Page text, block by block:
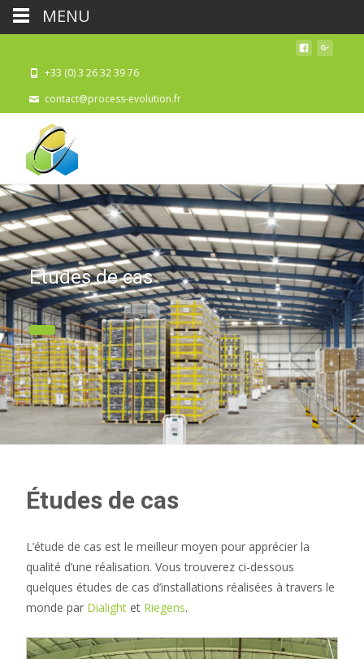
+33 (0) 3 26 32 39 76
contact@process-evolution.fr
Etudes de cas
Études de cas
L’étude de cas est le meilleur moyen pour apprécier la
qualité d’une réalisation. Vous trouverez ci-dessous
quelques études de cas d’installations réalisées à travers le
monde par Dialight et Riegens.
MENU